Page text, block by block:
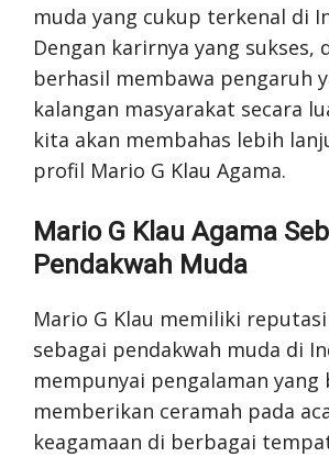
muda yang cukup terkenal di
Dengan karirnya yang sukses,
berhasil membawa pengaruh
kalangan masyarakat secara
kita akan membahas lebih
profil Mario G Klau Agama.
Mario G Klau Agama
Pendakwah Muda
Mario G Klau memiliki
sebagai pendakwah muda di
mempunyai pengalaman yang
memberikan ceramah pada
keagamaan di berbagai